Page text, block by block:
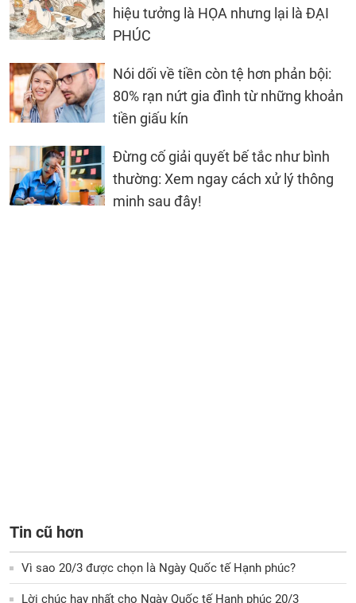
hiệu tưởng là HỌA nhưng lại là ĐẠI
PHÚC
Nói dối về tiền còn tệ hơn phản bội:
80% rạn nứt gia đình từ những khoản
tiền giấu kín
Đừng cố giải quyết bế tắc như bình
thường: Xem ngay cách xử lý thông
minh sau đây!
Tin cũ hơn
Vì sao 20/3 được chọn là Ngày Quốc tế Hạnh phúc?
Lời chúc hay nhất cho Ngày Quốc tế Hạnh phúc 20/3